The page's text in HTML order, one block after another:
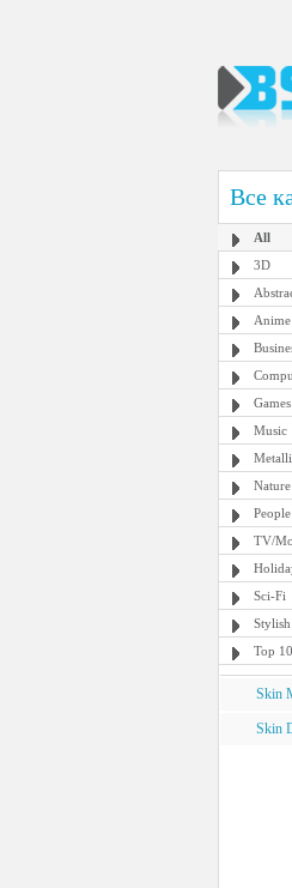
Все
All
3D
Anime
Games
Music
Nature
People
TV/
Sci-Fi
Stylish
Top 10
Skin
Skin